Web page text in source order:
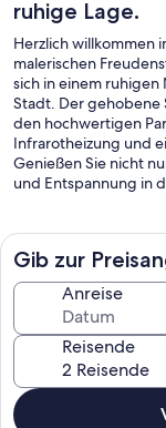
ruhige Lage.
Herzlich willkommen
malerischen
sich in einem
Stadt. Der
den hochwertigen
Infrarotheizung und
Genießen Sie nicht
und Entspannung in
Gib zur
Anreise
Reisende